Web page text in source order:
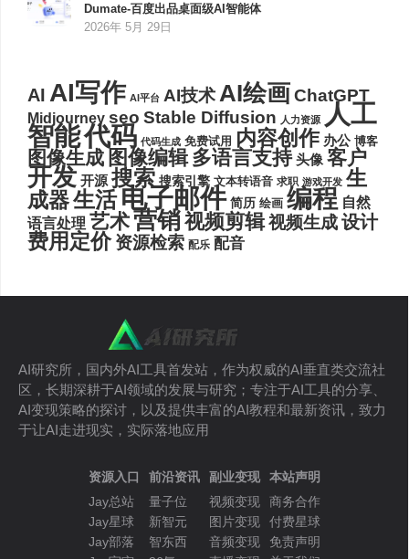
Dumate-百度出品桌面级AI智能体
2026年 5月 29日
AI AI写作 AI平台 AI技术AI绘画ChatGPT
Midjourney seo Stable Diffusion 人力资源 人工
智能代码 代码生成 免费试用 内容创作 办公 博客
图像生成 图像编辑 多语言支持 头像 客户
开发 开源 搜索 搜索引擎 文本转语音 求职 游戏开发 生
成器生活电子邮件 简历 绘画 编程 自然
语言处理 艺术营销视频剪辑视频生成设计
费用定价 资源检索 配乐 配音
AI研究所，国内外AI工具首发站，作为权威的AI垂直类交流社
区，长期深耕于AI领域的发展与研究；专注于AI工具的分享、
AI变现策略的探讨，以及提供丰富的AI教程和最新资讯，致力
于让AI走进现实，实际落地应用
资源入口
Jay总站
Jay星球
Jay部落
前沿资讯
量子位
新智元
智东西
副业变现
视频变现
图片变现
音频变现
本站声明
商务合作
付费星球
免责声明